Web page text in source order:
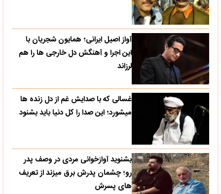
آواز اصیل ایرانی؛ همایون شجریان با
این اجرا و آهنگش دل خارجی ها را هم
لرزاند
غسالی که با صدایش غم از دل زنده ها
میشورد؛ این صدا را کل دنیا باید بشنود
بشنوید آوازخوانی مردی در وصف پدر
رو؛ چشمان پدرش برق میزند از تعریف
های پسرش